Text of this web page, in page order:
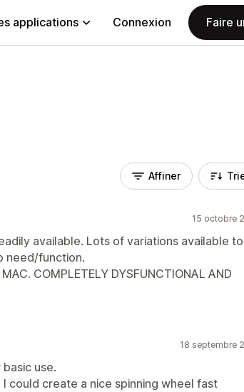
applications Connexion Faire
Affiner
15 octobre
available. Lots of variations available
need/function.
COMPLETELY DYSFUNCTIONAL AND
18 septembre
use.
could create a nice spinning wheel fast